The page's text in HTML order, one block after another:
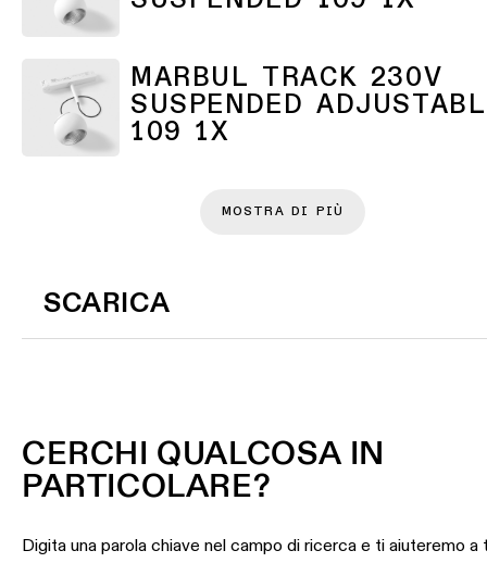
Warm
Dim
MARBUL TRACK 230V
SUSPENDED
109 1X
MOSTRA DI PIÙ
SCARICA
CERCHI QUALCOSA IN
PARTICOLARE?
Digita una parola chiave nel campo di ricerca e ti aiuteremo a